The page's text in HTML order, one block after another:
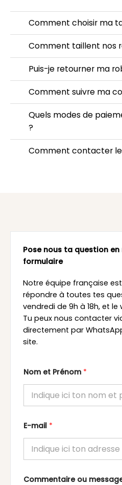
Comment choisir ma
Comment taillent nos
Puis-je retourner ma
Comment suivre ma
Quels modes de
?
Comment contacter
Pose nous ta question
formulaire
Notre équipe française
répondre à toutes tes
vendredi de 9h à 18h, et le
Tu peux nous contacter
directement par
site.
Nom et Prénom *
E-mail *
Commentaire ou